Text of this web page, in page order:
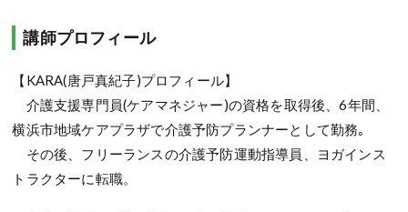
講師プロフィール
【KARA(唐戸真紀子)プロフィール】
介護支援専門員(ケアマネジャー)の資格を取得後、6年間、
横浜市地域ケアプラザで介護予防プランナーとして勤務｡
その後、フリーランスの介護予防運動指導員、ヨガインス
トラクターに転職。